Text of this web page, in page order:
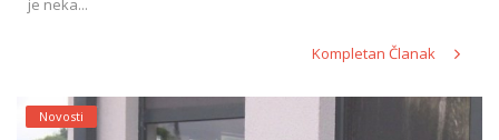
je neka...
Kompletan Članak
Novosti